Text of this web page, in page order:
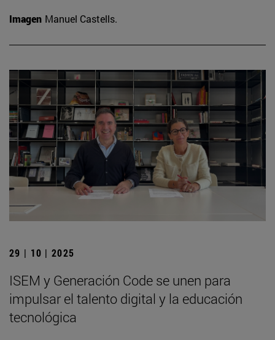
Imagen Manuel Castells.
29 | 10 | 2025
ISEM y Generación Code se unen para
impulsar el talento digital y la educación
tecnológica